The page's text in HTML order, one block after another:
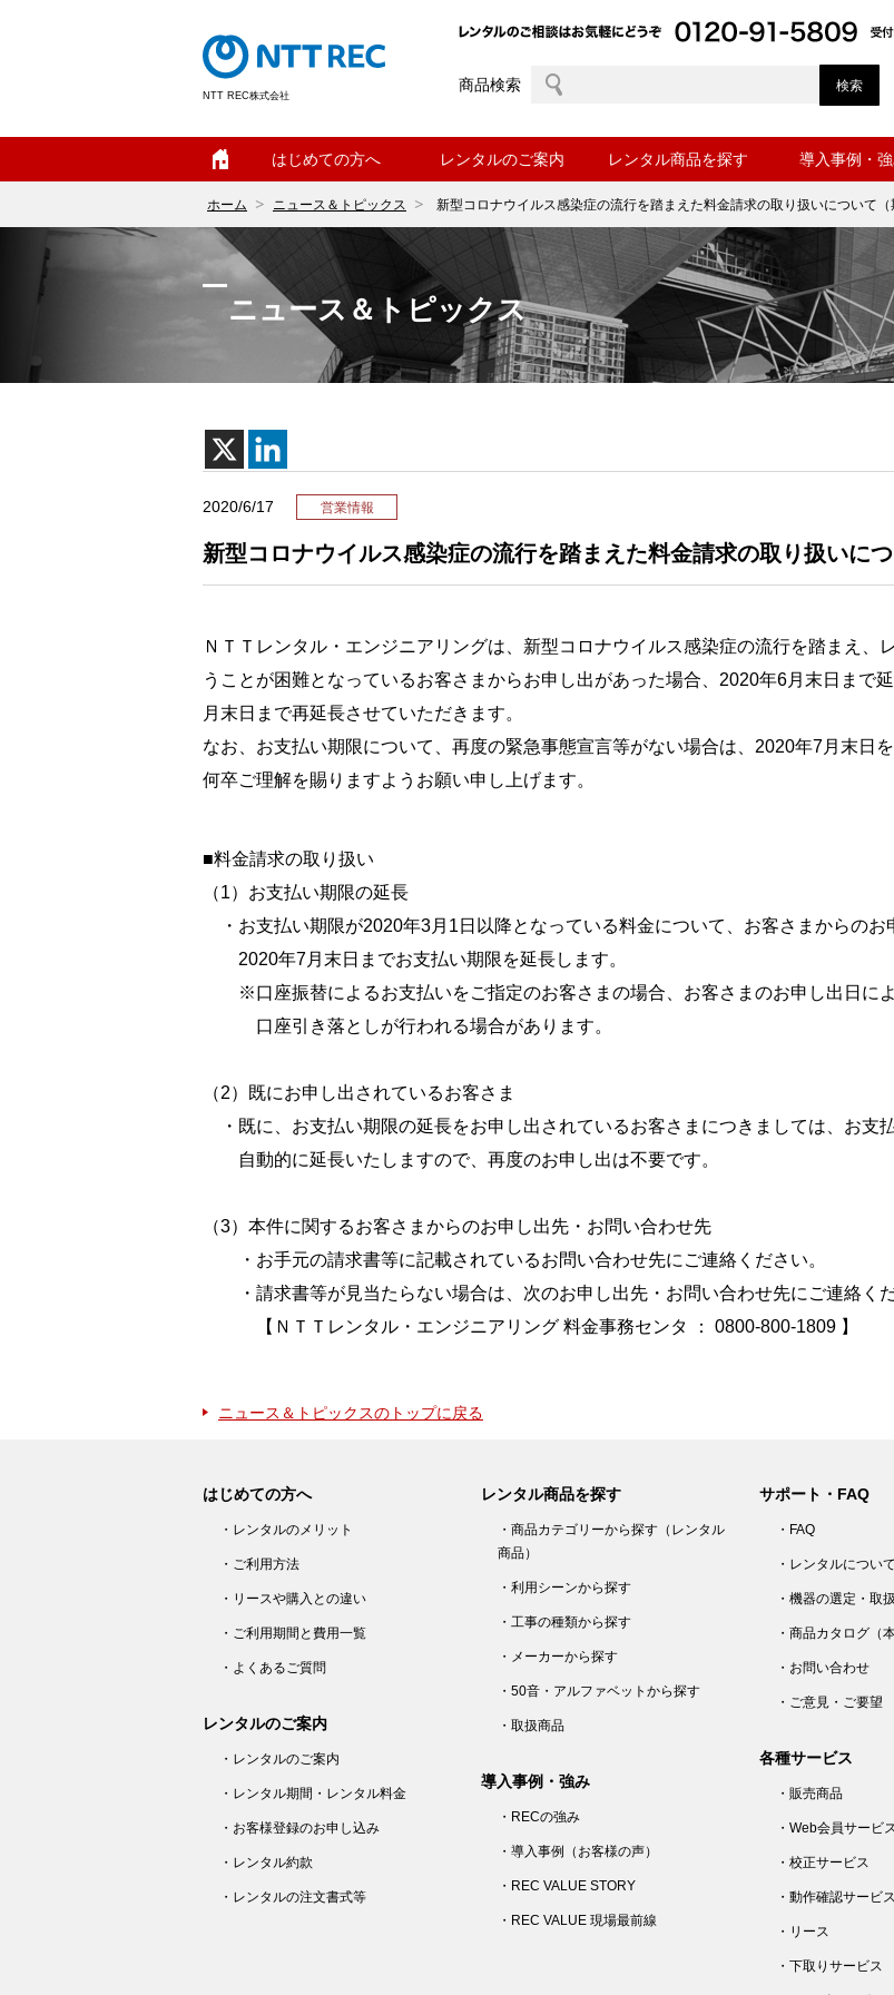
NTT REC株式会社
商品検索
はじめての方へ レンタルのご案内 レンタル商品を探す 導入事例・
ホーム ニュース＆トピックス 新型コロナウイルス感染症の流行を踏まえた料金請求の取り扱いについて（
ニュース＆トピックス
2020/6/17 営業情報
新型コロナウイルス感染症の流行を踏まえた料金請求の取り扱いにつ
ＮＴＴレンタル・エンジニアリングは、新型コロナウイルス感染症の流行を踏まえ
うことが困難となっているお客さまからお申し出があった場合、2020年6月末日まで
月末日まで再延長させていただきます。
なお、お支払い期限について、再度の緊急事態宣言等がない場合は、2020年7月末日
何卒ご理解を賜りますようお願い申し上げます。
■料金請求の取り扱い
（1）お支払い期限の延長
・お支払い期限が2020年3月1日以降となっている料金について、お客さまからのお
2020年7月末日までお支払い期限を延長します。
※口座振替によるお支払いをご指定のお客さまの場合、お客さまのお申し出日によ
口座引き落としが行われる場合があります。
（2）既にお申し出されているお客さま
・既に、お支払い期限の延長をお申し出されているお客さまにつきましては、お支
自動的に延長いたしますので、再度のお申し出は不要です。
（3）本件に関するお客さまからのお申し出先・お問い合わせ先
・お手元の請求書等に記載されているお問い合わせ先にご連絡ください。
・請求書等が見当たらない場合は、次のお申し出先・お問い合わせ先にご連絡くだ
【ＮＴＴレンタル・エンジニアリング 料金事務センタ ： 0800-800-1809 】
ニュース＆トピックスのトップに戻る
はじめての方へ
・レンタルのメリット
・ご利用方法
・リースや購入との違い
・ご利用期間と費用一覧
・よくあるご質問
レンタルのご案内
・レンタルのご案内
・レンタル期間・レンタル料金
・お客様登録のお申し込み
・レンタル約款
・レンタルの注文書式等
レンタル商品を探す
・商品カテゴリーから探す（レンタル
商品）
・利用シーンから探す
・工事の種類から探す
・メーカーから探す
・50音・アルファベットから探す
・取扱商品
導入事例・強み
・RECの強み
・導入事例（お客様の声）
・REC VALUE STORY
・REC VALUE 現場最前線
サポート・FAQ
・FAQ
・レンタルについて
・機器の選定・取
・商品カタログ（本
・お問い合わせ
・ご意見・ご要望
各種サービス
・販売商品
・Web会員サービ
・校正サービス
・動作確認サービス
・リース
・下取りサービス